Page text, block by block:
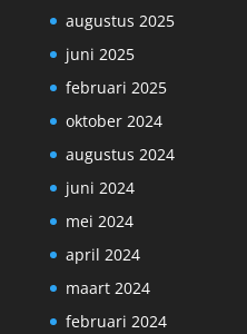
augustus 2025
juni 2025
februari 2025
oktober 2024
augustus 2024
juni 2024
mei 2024
april 2024
maart 2024
februari 2024